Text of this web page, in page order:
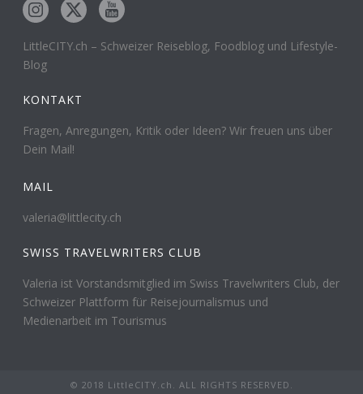
LittleCITY.ch – Schweizer Reiseblog, Foodblog und Lifestyle-
Blog
KONTAKT
Fragen, Anregungen, Kritik oder Ideen? Wir freuen uns über
Dein Mail!
MAIL
valeria@littlecity.ch
SWISS TRAVELWRITERS CLUB
Valeria ist Vorstandsmitglied im Swiss Travelwriters Club, der
Schweizer Plattform für Reisejournalismus und
Medienarbeit im Tourismus
© 2018 LittleCITY.ch. ALL RIGHTS RESERVED.